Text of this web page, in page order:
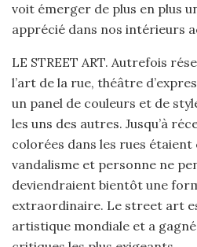
voit émerger de plus en plus
apprécié dans nos intérieurs
LE STREET ART. Autrefois
l’art de la rue, théâtre
un panel de couleurs et de
les uns des autres. Jusqu’à
colorées dans les rues
vandalisme et personne ne
deviendraient bientôt une
extraordinaire. Le street art
artistique mondiale et a